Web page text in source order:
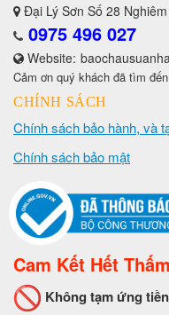
Đại Lý Sơn Số 28
0975 496 027
Website:
Cảm ơn quý khách đã tìm
CHÍNH SÁCH
Chính sách bảo hành, và
Chính sách bảo mật
Cam Kết Hết
Không tạm ứng